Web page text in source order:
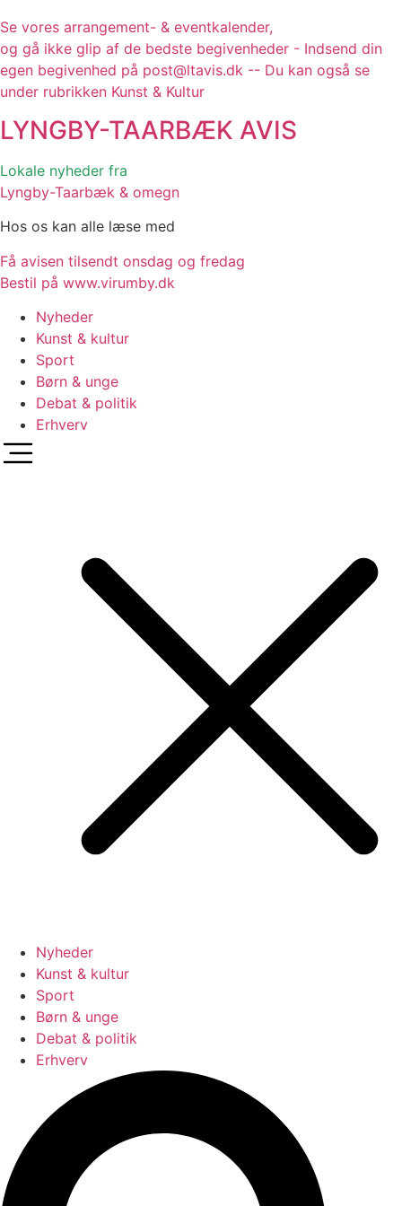
Se vores arrangement- & eventkalender,
og gå ikke glip af de bedste begivenheder - Indsend din
egen begivenhed på post@ltavis.dk -- Du kan også se
under rubrikken Kunst & Kultur
LYNGBY-TAARBÆK AVIS
Lokale nyheder fra
Lyngby-Taarbæk & omegn
Hos os kan alle læse med
Få avisen tilsendt onsdag og fredag
Bestil på www.virumby.dk
Nyheder
Kunst & kultur
Sport
Børn & unge
Debat & politik
Erhverv
Nyheder
Kunst & kultur
Sport
Børn & unge
Debat & politik
Erhverv